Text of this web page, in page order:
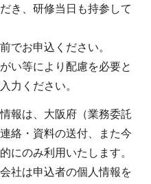
き、研修当日も持参して
でお申込ください。
い等により配慮を必要と
力ください。
報は、大阪府（業務委託
絡・資料の送付、また今
にのみ利用いたします。
社は申込者の個人情報を